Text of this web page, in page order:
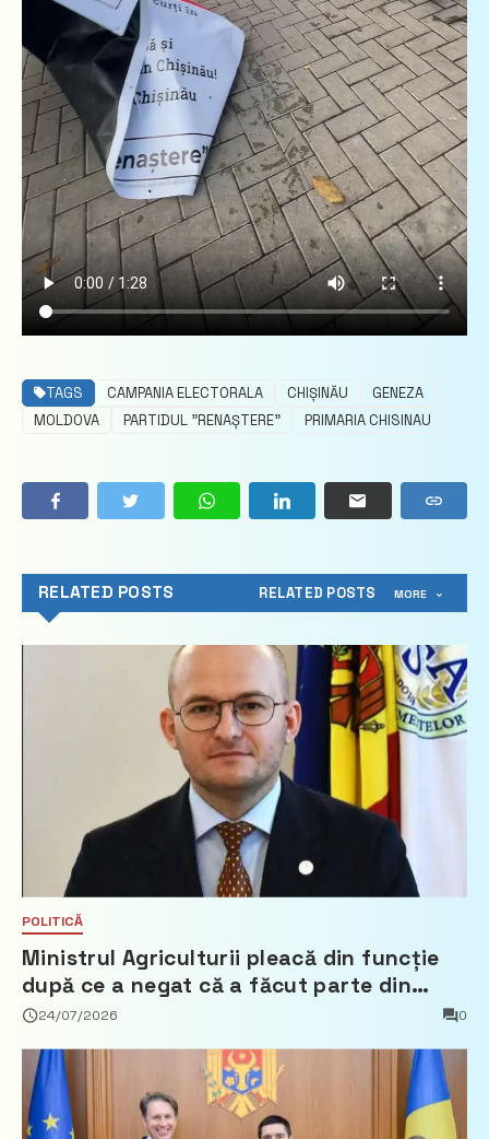
TAGS CAMPANIA ELECTORALA CHIȘINĂU
GENEZA
MOLDOVA
PARTIDUL "RENAȘTERE" PRIMARIA CHISINAU
RELATED POSTS RELATED POSTS MORE
POLITICĂ
Ministrul Agriculturii pleacă din funcție
după ce a negat că a făcut parte din
Partidul Democrat
24/07/2026 0